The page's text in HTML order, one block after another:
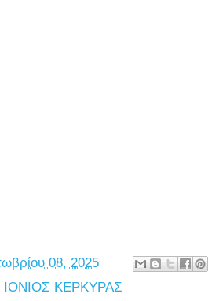
08, 2025
ΙΟΝΙΟΣ ΚΕΡΚΥΡΑΣ